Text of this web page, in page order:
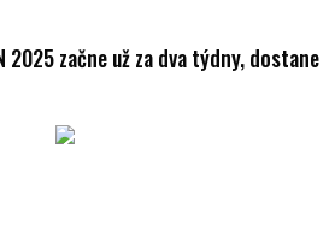
2025 začne už za dva týdny, dostane